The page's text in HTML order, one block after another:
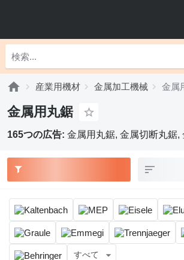
産業用機材 金属加工機械 金属
金属用丸鋸
165つの広告: 金属用丸鋸, 金属切断丸鋸
すべて